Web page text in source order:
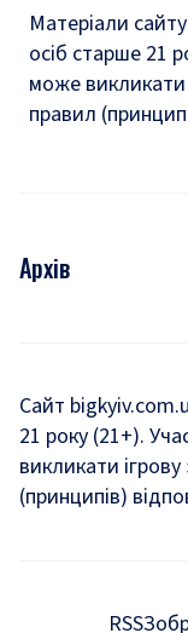
Матеріали
осіб старше 21
може викликати
правил
Архів
Комуналка
Хроніки війни
Сайт
21 року (21+).
викликати
(принципів)
RSS